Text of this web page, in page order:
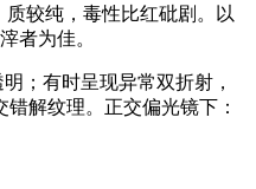
较纯，毒性比红砒剧。以
者为佳。
；有时呈现异常双折射，
解纹理。正交偏光镜下：